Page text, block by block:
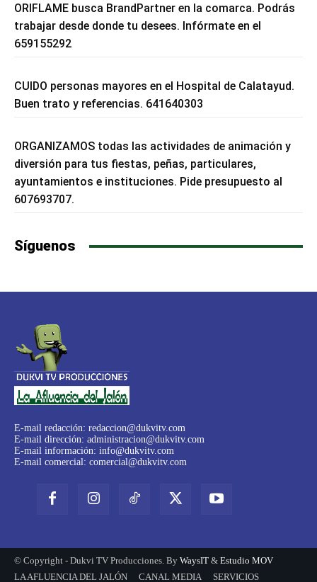
ORIFLAME busca BrandPartner en la comarca. Podrás
trabajar desde donde tu desees. Infórmate en el
659155292
CUIDO personas mayores en el Hospital de Calatayud.
Buen trato y referencias. 641640303
ORGANIZAMOS todas las actividades de animación y
diversión para tus fiestas, peñas, particulares,
ayuntamientos e instituciones. Pide presupuesto al
607693707.
Síguenos
E-mail redacción: redaccion@dukvitv.com
E-mail dirección: administracion@dukvitv.com
E-mail información: info@dukvitv.com
E-mail comercial: comercial@dukvitv.com
© Copyright - Dukvi TV Producciones. By WaysIT & Estudio MOV
LA AFLUENCIA DEL JALÓN
CANAL MEDIA SERVICIOS